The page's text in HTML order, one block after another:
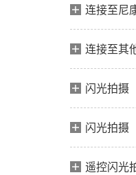
连接至尼
连接至其
闪光拍摄
闪光拍摄
遥控闪光